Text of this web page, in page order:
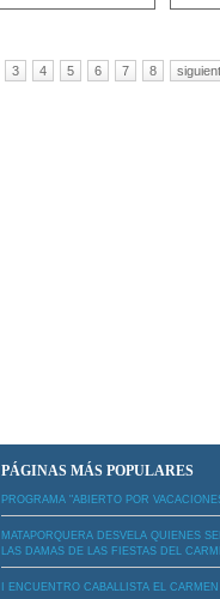
3 4 5 6 7 8
PÁGINAS MÁS POPULARES
PROGRAMA "ABIERTO POR
MATAPORQUERA DESVELA QUIENES
LAS DAMAS DE LAS FIESTAS DEL
I ENCUENTRO CABALLISTA EL CARMEN